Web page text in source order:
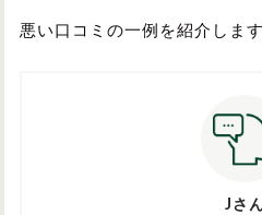
悪い口コミの一例を紹介します
Jさ